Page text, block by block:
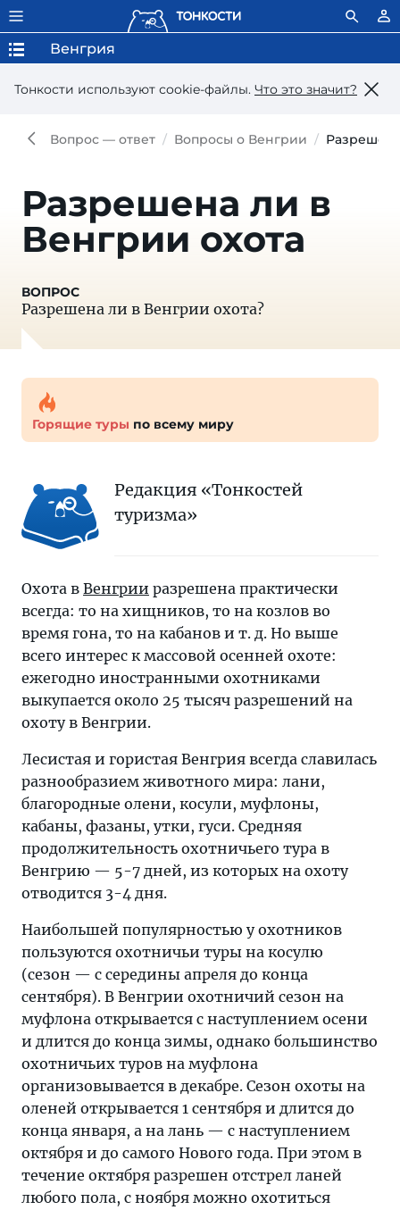
Тонкости используют сookie-файлы. Что это значит?
Венгрия
Вопрос — ответ Вопросы о Венгрии
Разрешена ли в
Венгрии охота
Разрешена ли в Венгрии охота?
Горящие туры по всему миру
Редакция «Тонкостей
туризма»
Охота в Венгрии разрешена практически
всегда: то на хищников, то на козлов во
время гона, то на кабанов и т. д. Но выше
всего интерес к массовой осенней охоте:
ежегодно иностранными охотниками
выкупается около 25 тысяч разрешений на
охоту в Венгрии.
Лесистая и гористая Венгрия всегда славилась
разнообразием животного мира: лани,
благородные олени, косули, муфлоны,
кабаны, фазаны, утки, гуси. Средняя
продолжительность охотничьего тура в
Венгрию — 5-7 дней, из которых на охоту
отводится 3-4 дня.
Наибольшей популярностью у охотников
пользуются охотничьи туры на косулю
(сезон — с середины апреля до конца
сентября). В Венгрии охотничий сезон на
муфлона открывается с наступлением осени
и длится до конца зимы, однако большинство
охотничьих туров на муфлона
организовывается в декабре. Сезон охоты на
оленей открывается 1 сентября и длится до
конца января, а на лань — с наступлением
октября и до самого Нового года. При этом в
течение октября разрешен отстрел ланей
любого пола, с ноября можно охотиться